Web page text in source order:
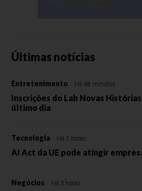
Últimas notícias
Entretenimento Há 48 minutos
Inscrições do Lab Novas
último dia
Tecnologia Há 2 horas
AI Act da UE pode atingir
Negócios Há 3 horas